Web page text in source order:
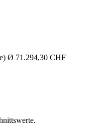
Ø 71.294,30 CHF